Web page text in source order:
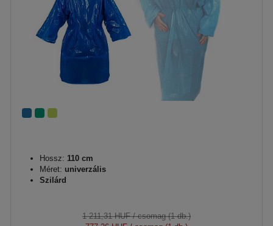
Hossz: 110 cm
Méret: univerzális
Szilárd
1 211,31 HUF/ csomag (1 db.)